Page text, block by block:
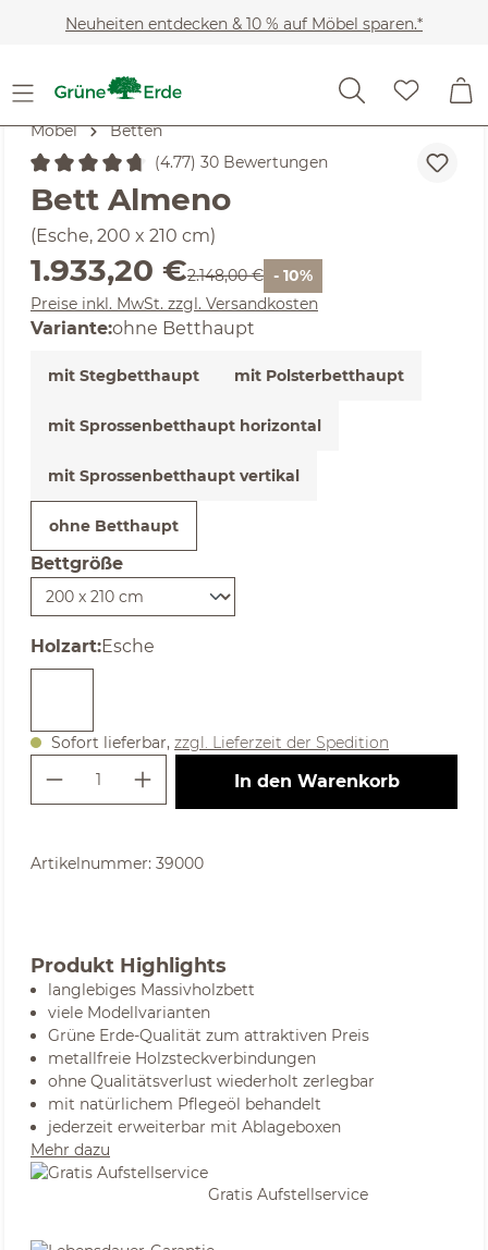
Zum Hauptinhalt springen
Neuheiten entdecken & 10 % auf Möbel sparen.*
Möbel Betten
Durchschnittliche Bewertung von 4.77 von 5 Sternen
(4.77) 30 Bewertungen
Bett Almeno
(Esche, 200 x 210 cm)
Verkaufspreis:
1.933,20 €Regulärer Preis:
2.148,00 € - 10%
Preise inkl. MwSt. zzgl. Versandkosten
Variante:ohne Betthaupt
mit Stegbetthaupt mit Polsterbetthaupt
mit Sprossenbetthaupt horizontal
mit Sprossenbetthaupt vertikal
ohne Betthaupt
Bettgröße
auswählen
Holzartauswählen
:Esche
Sofort lieferbar, zzgl. Lieferzeit der Spedition
Produkt Anzahl: Gib den
In den Warenkorb
Artikelnummer: 39000
Produkt Highlights
langlebiges Massivholzbett
viele Modellvarianten
Grüne Erde-Qualität zum attraktiven Preis
metallfreie Holzsteckverbindungen
ohne Qualitätsverlust wiederholt zerlegbar
mit natürlichem Pflegeöl behandelt
jederzeit erweiterbar mit Ablageboxen
Mehr dazu
Gratis Aufstellservice